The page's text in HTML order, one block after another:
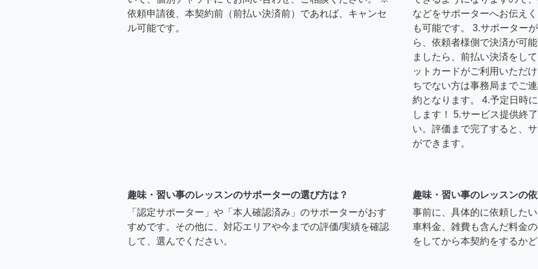
依頼申請後、本契約前（前払い決済前）であれば、キャンセ
ル可能です。
などをサポーターへお伝え
も可能です。 3.サポーター
ら、依頼者様側で決済が可
ましたら、前払い決済をし
ットカードがご利用いただ
ちでない方は事務局までご
約となります。 4.予定日時
します！ 5.サービス提供終
い。評価まで完了すると、
ができます。
趣味・習い事のレッスンのサポーターの選び方は？
「認定サポーター」や「本人確認済み」のサポーターがおす
すめです。その他に、対応エリアや今までの評価/実績を確認
して、選んでください。
趣味・習い事のレッスンの
事前に、具体的に依頼した
車料金、雑費も含んだ料金
をしてから本契約をするか